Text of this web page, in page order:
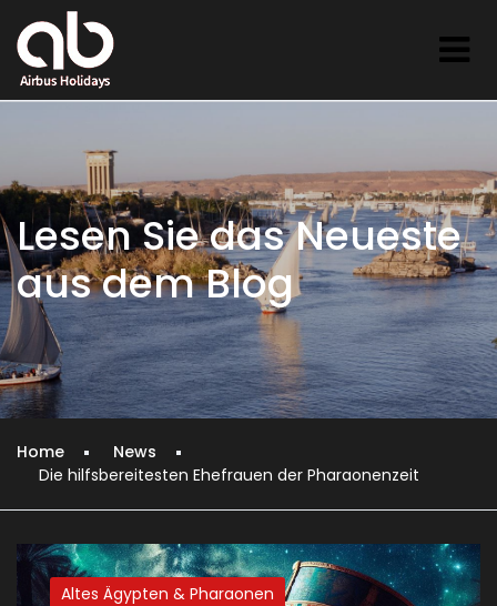
Lesen Sie das Neueste
aus dem Blog
Home
News
Die hilfsbereitesten Ehefrauen der Pharaonenzeit
Altes Ägypten & Pharaonen